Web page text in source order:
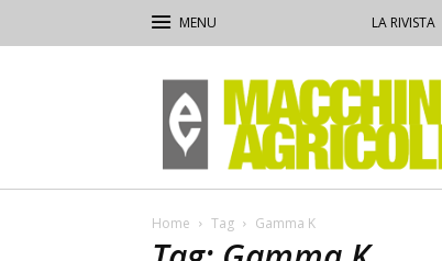
LA RIVISTA
Macchine
Agricole
Home Tag Gamma K